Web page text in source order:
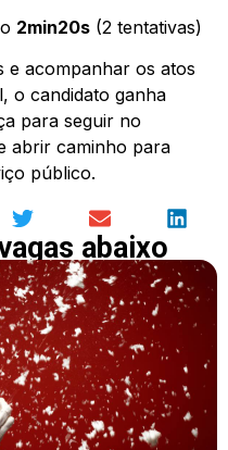
2min20s (2 tentativas)
e acompanhar os atos
o candidato ganha
para seguir no
abrir caminho para
público.
abaixo